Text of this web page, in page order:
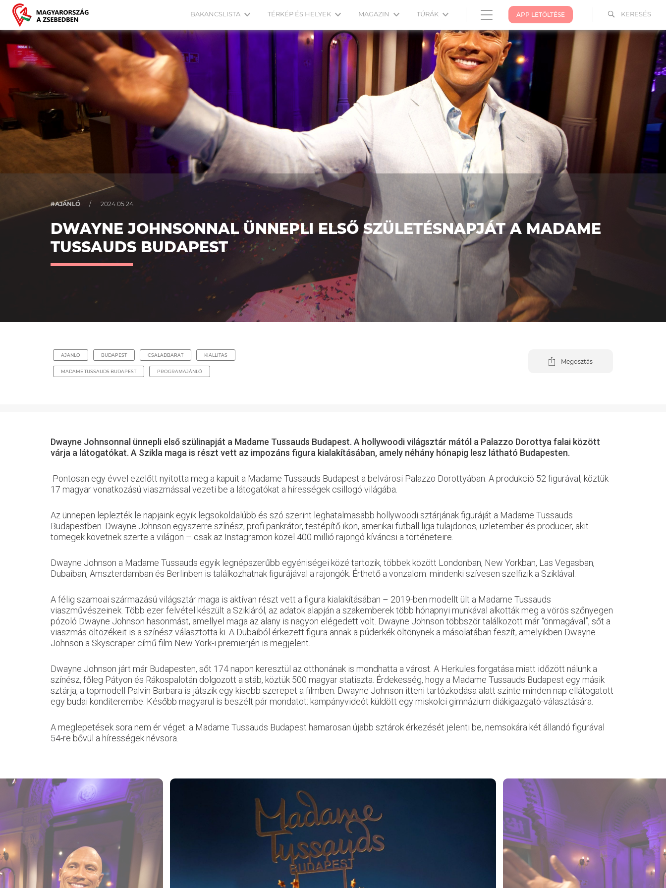
KERESÉS
APP LETÖLTÉSE
BAKANCSLISTA TÉRKÉP ÉS HELYEK MAGAZIN TÚRÁK
#AJÁNLÓ / 2024.05.24.
DWAYNE JOHNSONNAL ÜNNEPLI ELSŐ SZÜLETÉSNAPJÁT A MADAME
TUSSAUDS BUDAPEST
AJÁNLÓ BUDAPEST CSALÁDBARÁT KIÁLLÍTÁS
MADAME TUSSAUDS BUDAPEST PROGRAMAJÁNLÓ
Megosztás
Dwayne Johnsonnal ünnepli első szülinapját a Madame Tussauds Budapest. A hollywoodi világsztár mától a Palazzo Dorottya falai között
várja a látogatókat. A Szikla maga is részt vett az impozáns figura kialakításában, amely néhány hónapig lesz látható Budapesten.
Pontosan egy évvel ezelőtt nyitotta meg a kapuit a Madame Tussauds Budapest a belvárosi Palazzo Dorottyában. A produkció 52 figurával, köztük
17 magyar vonatkozású viaszmással vezeti be a látogatókat a hírességek csillogó világába.
Az ünnepen leplezték le napjaink egyik legsokoldalúbb és szó szerint leghatalmasabb hollywoodi sztárjának figuráját a Madame Tussauds
Budapestben. Dwayne Johnson egyszerre színész, profi pankrátor, testépítő ikon, amerikai futball liga tulajdonos, üzletember és producer, akit
tömegek követnek szerte a világon – csak az Instagramon közel 400 millió rajongó kíváncsi a történeteire.
Dwayne Johnson a Madame Tussauds egyik legnépszerűbb egyéniségei közé tartozik, többek között Londonban, New Yorkban, Las Vegasban,
Dubaiban, Amszterdamban és Berlinben is találkozhatnak figurájával a rajongók. Érthető a vonzalom: mindenki szívesen szelfizik a Sziklával.
A félig szamoai származású világsztár maga is aktívan részt vett a figura kialakításában – 2019-ben modellt ült a Madame Tussauds
viaszművészeinek. Több ezer felvétel készült a Szikláról, az adatok alapján a szakemberek több hónapnyi munkával alkották meg a vörös szőnyegen
pózoló Dwayne Johnson hasonmást, amellyel maga az alany is nagyon elégedett volt. Dwayne Johnson többször találkozott már “önmagával”, sőt a
viaszmás öltözékeit is a színész választotta ki. A Dubaiból érkezett figura annak a púderkék öltönynek a másolatában feszít, amelyikben Dwayne
Johnson a Skyscraper című film New York-i premierjén is megjelent.
Dwayne Johnson járt már Budapesten, sőt 174 napon keresztül az otthonának is mondhatta a várost. A Herkules forgatása miatt időzött nálunk a
színész, főleg Pátyon és Rákospalotán dolgozott a stáb, köztük 500 magyar statiszta. Érdekesség, hogy a Madame Tussauds Budapest egy másik
sztárja, a topmodell Palvin Barbara is játszik egy kisebb szerepet a filmben. Dwayne Johnson itteni tartózkodása alatt szinte minden nap ellátogatott
egy budai konditerembe. Később magyarul is beszélt pár mondatot: kampányvideót küldött egy miskolci gimnázium diákigazgató-választására.
A meglepetések sora nem ér véget: a Madame Tussauds Budapest hamarosan újabb sztárok érkezését jelenti be, nemsokára két állandó figurával
54-re bővül a hírességek névsora.